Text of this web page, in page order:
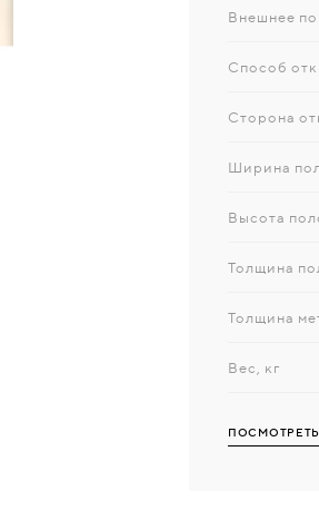
Внешнее
Способ
Сторона
Ширина
Высота
Толщина
Толщина
Вес, кг